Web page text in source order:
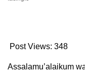
Post Views: 348
Assalamu’alaikum